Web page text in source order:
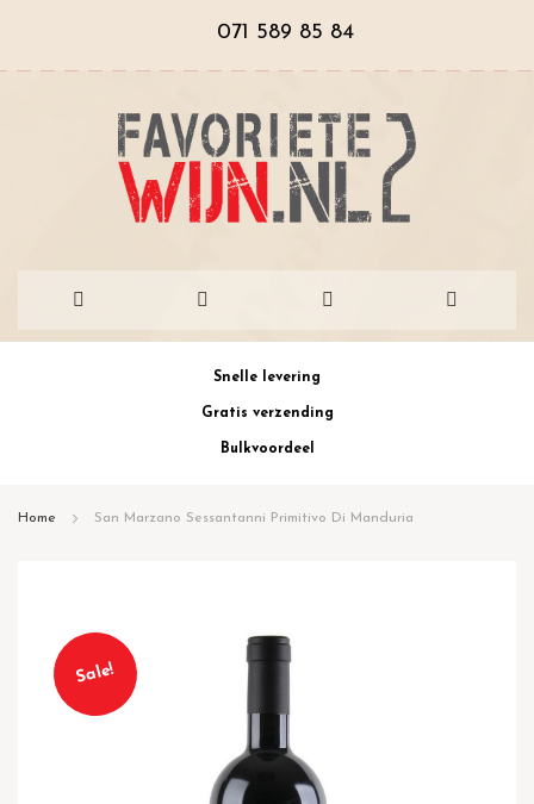
071 589 85 84
Snelle levering
Gratis verzending
Bulkvoordeel
Home San Marzano Sessantanni Primitivo Di Manduria
Ga
naar
het
einde
Sale!